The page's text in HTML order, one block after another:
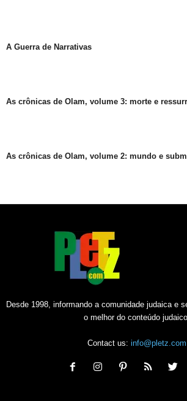
A Guerra de Narrativas
As crônicas de Olam, volume 3: morte e
As crônicas de Olam, volume 2: mundo e
Desde 1998, informando a comunidade judaica e
o melhor do conteúdo judaico.
Contact us: info@pletz.com